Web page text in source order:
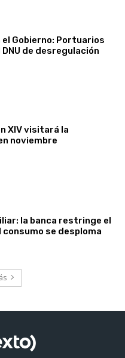
el Gobierno: Portuarios
de desregulación
XIV visitará la
noviembre
la banca restringe el
se desploma